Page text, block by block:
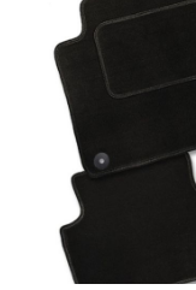
images
gallery